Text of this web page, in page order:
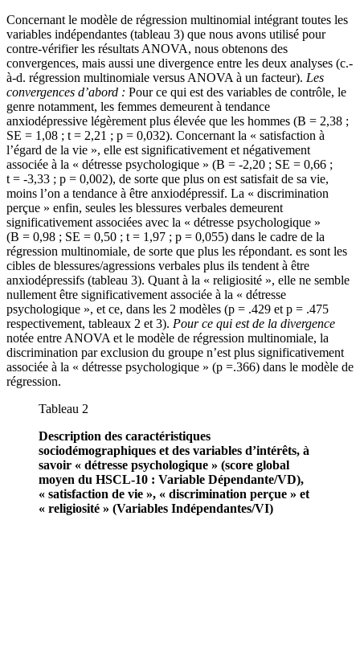
Concernant le modèle de régression multinomial intégrant toutes les
variables indépendantes (tableau 3) que nous avons utilisé pour
contre-vérifier les résultats ANOVA, nous obtenons des
convergences, mais aussi une divergence entre les deux analyses (c.-
à-d. régression multinomiale versus ANOVA à un facteur). Les
convergences d’abord : Pour ce qui est des variables de contrôle, le
genre notamment, les femmes demeurent à tendance
anxiodépressive légèrement plus élevée que les hommes (B = 2,38 ;
SE = 1,08 ; t = 2,21 ; p = 0,032). Concernant la « satisfaction à
l’égard de la vie », elle est significativement et négativement
associée à la « détresse psychologique » (B = -2,20 ; SE = 0,66 ;
t = -3,33 ; p = 0,002), de sorte que plus on est satisfait de sa vie,
moins l’on a tendance à être anxiodépressif. La « discrimination
perçue » enfin, seules les blessures verbales demeurent
significativement associées avec la « détresse psychologique »
(B = 0,98 ; SE = 0,50 ; t = 1,97 ; p = 0,055) dans le cadre de la
régression multinomiale, de sorte que plus les répondant. es sont les
cibles de blessures/agressions verbales plus ils tendent à être
anxiodépressifs (tableau 3). Quant à la « religiosité », elle ne semble
nullement être significativement associée à la « détresse
psychologique », et ce, dans les 2 modèles (p = .429 et p = .475
respectivement, tableaux 2 et 3). Pour ce qui est de la divergence
notée entre ANOVA et le modèle de régression multinomiale, la
discrimination par exclusion du groupe n’est plus significativement
associée à la « détresse psychologique » (p =.366) dans le modèle de
régression.
Tableau 2
Description des caractéristiques
sociodémographiques et des variables d’intérêts, à
savoir « détresse psychologique » (score global
moyen du HSCL-10 : Variable Dépendante/VD),
« satisfaction de vie », « discrimination perçue » et
« religiosité » (Variables Indépendantes/VI)